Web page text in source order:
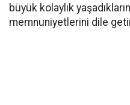
büyük kolaylık
memnuniyetlerini dile